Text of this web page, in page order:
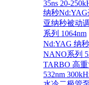
35ns 20-
纳秒Nd:YAG
亚纳秒被动
系列 1064nm
Nd:YAG 纳
NANO系列
TARBO 高
532nm